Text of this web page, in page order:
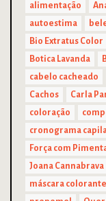
alimentação
autoestima
Bio Extratus Color
Botica Lavanda
cabelo cacheado
Cachos
Carla
coloração
cronograma
Força com
Joana Cannabrava
máscara colorante